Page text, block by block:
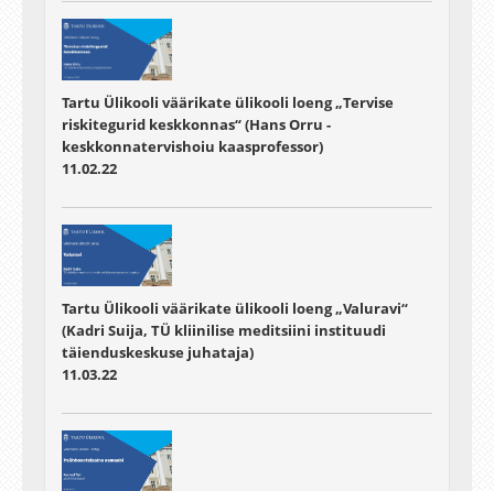
Tartu Ülikooli väärikate ülikooli loeng „Tervise
riskitegurid keskkonnas“ (Hans Orru -
keskkonnatervishoiu kaasprofessor)
11.02.22
Tartu Ülikooli väärikate ülikooli loeng „Valuravi“
(Kadri Suija, TÜ kliinilise meditsiini instituudi
täienduskeskuse juhataja)
11.03.22